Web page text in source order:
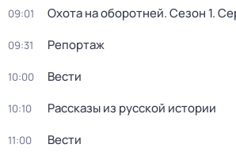
09:01 Охота на оборотней. Сезон 1.
09:31 Репортаж
10:00 Вести
10:10 Рассказы из русской истории
11:00 Вести